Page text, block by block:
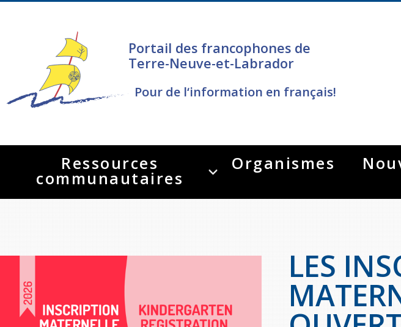
Portail des francophones de
Terre-Neuve-et-Labrador
Pour de l‘information en français!
Ressources
communautaires
Organismes
LES